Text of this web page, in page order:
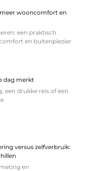
wooncomfort en
een praktisch
en buitenplezier
dag merkt
een drukke reis of een
versus zelfverbruik:
en